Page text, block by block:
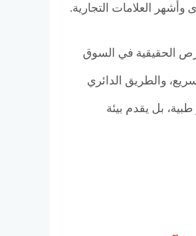
الحقيقية في السوق
والطريق الدائري
بل يقدم بيئة